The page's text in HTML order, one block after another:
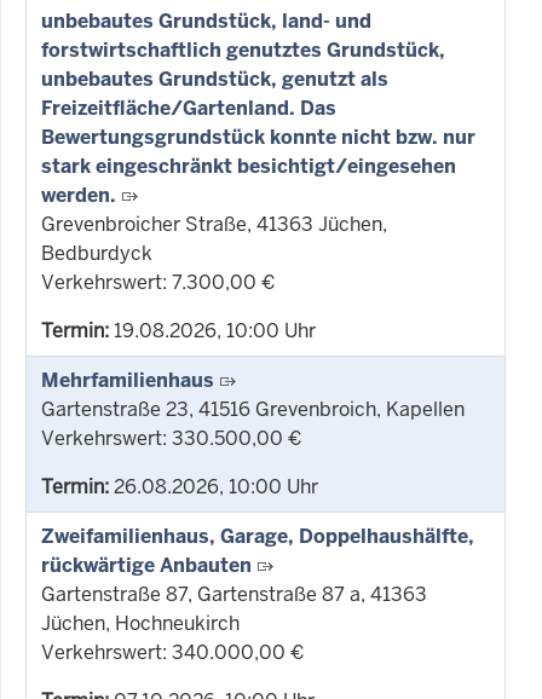
unbebautes Grundstück, land- und
forstwirtschaftlich genutztes Grundstück,
unbebautes Grundstück, genutzt als
Freizeitfläche/Gartenland. Das
Bewertungsgrundstück konnte nicht bzw. nur
stark eingeschränkt besichtigt/eingesehen
werden.
Grevenbroicher Straße, 41363 Jüchen,
Bedburdyck
Verkehrswert: 7.300,00 €
Termin:19.08.2026, 10:00 Uhr
Mehrfamilienhaus
Gartenstraße 23, 41516 Grevenbroich, Kapellen
Verkehrswert: 330.500,00 €
Termin:26.08.2026, 10:00 Uhr
Zweifamilienhaus, Garage, Doppelhaushälfte,
rückwärtige Anbauten
Gartenstraße 87, Gartenstraße 87 a, 41363
Jüchen, Hochneukirch
Verkehrswert: 340.000,00 €